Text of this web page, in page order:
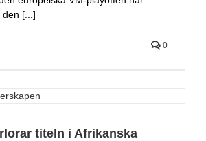
den [...]
0
titeln i Afrikanska